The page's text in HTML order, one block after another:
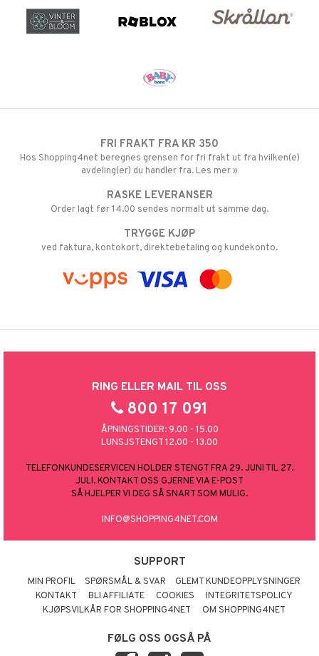
FRI FRAKT FRA KR 350
Hos Shopping4net beregnes grensen for fri frakt ut fra hvilken(e)
avdeling(er) du handler fra. Les mer »
RASKE LEVERANSER
Order lagt før 14.00 sendes normalt ut samme dag.
TRYGGE KJØP
ved faktura, kontokort, direktebetaling og kundekonto.
RING ELLER MAIL TIL OSS
800 17 091
ÅPNINGSTIDER: 9.00 - 15.00
LUNSJSTENGT 12.00 - 13.00
TELEFONKUNDESERVICEN HOLDER STENGT FRA 29. JUNI TIL 27.
JULI. KONTAKT OSS GJERNE VIA E-POST
SÅ HJELPER VI DEG SÅ SNART SOM MULIG.
INFO@SHOPPING4NET.COM
SUPPORT
MIN PROFIL SPØRSMÅL & SVAR
GLEMT KUNDEOPPLYSNINGER
KONTAKT
BLI AFFILIATE COOKIES
INTEGRITETSPOLICY
KJØPSVILKÅR FOR SHOPPING4NET
OM SHOPPING4NET
FØLG OSS OGSÅ PÅ